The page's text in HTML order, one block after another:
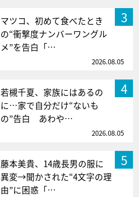
3
マツコ、初めて食べたとき
の“衝撃度ナンバーワングル
メ”を告白「…
2026.08.05
4
若槻千夏、家族にはあるの
に…家で自分だけ“ないも
の”告白 あわや…
2026.08.05
5
藤本美貴、14歳長男の服に
異変→聞かされた“4文字の理
由”に困惑「…